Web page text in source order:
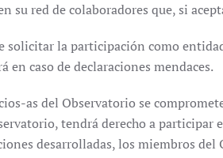
su red de colaboradores que, si
solicitar la participación como
en caso de declaraciones mendaces.
as del Observatorio se
tendrá derecho a participar
desarrolladas, los miembros